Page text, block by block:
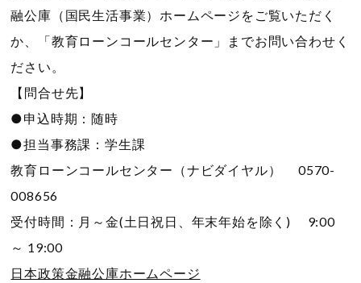
融公庫（国民生活事業）ホームページをご覧いただく
か、「教育ローンコールセンター」までお問い合わせく
ださい。
【問合せ先】
●申込時期：随時
●担当事務課：学生課
教育ローンコールセンター（ナビダイヤル） 0570-
008656
受付時間：月～金(土日祝日、年末年始を除く) 9:00
～ 19:00
日本政策金融公庫ホームページ